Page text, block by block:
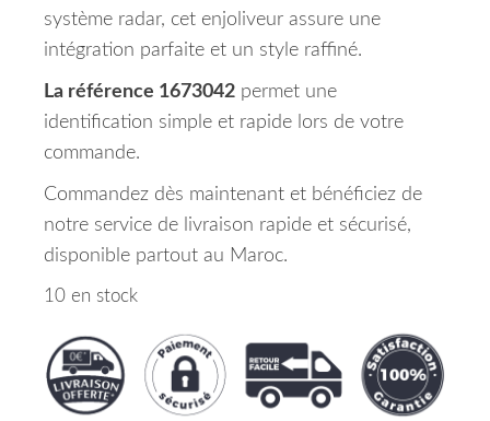
système radar, cet enjoliveur assure une
intégration parfaite et un style raffiné.
La référence 1673042 permet une
identification simple et rapide lors de votre
commande.
Commandez dès maintenant et bénéficiez de
notre service de livraison rapide et sécurisé,
disponible partout au Maroc.
10 en stock